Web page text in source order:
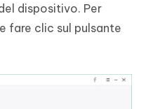
dispositivo. Per
fare clic sul pulsante